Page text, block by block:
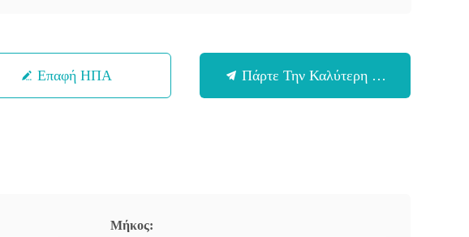
Επαφή ΗΠΑ Πάρτε Την Καλύτερη Τιμή
Μήκος: